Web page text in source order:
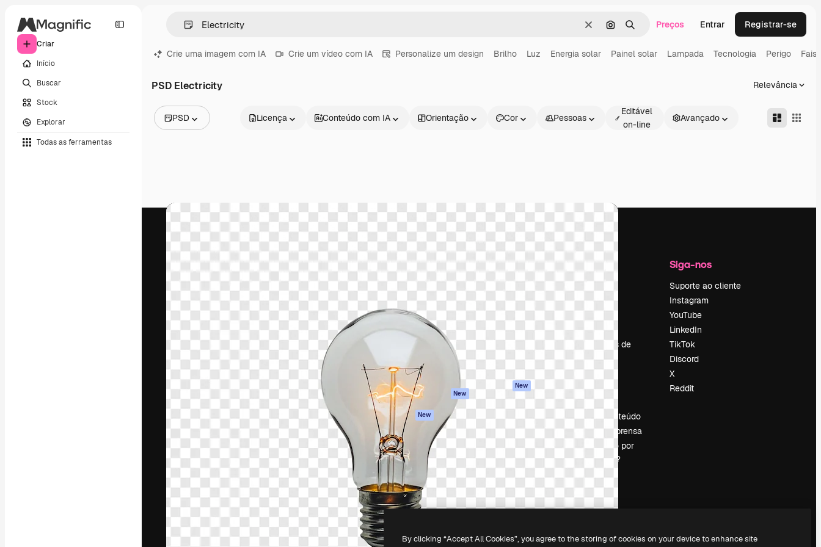
Criar
Início
Buscar
Stock
Explorar
Todas as ferramentas
LimparPesquisar por imagem
BuscarPreços Entrar Registrar-se
Crie uma imagem com IA Crie um vídeo com IA Personalize um design Brilho Luz Energia solar Painel solar Lampada Tecnologia Perigo
PSD Electricity Relevância
PSD
Vídeos
Ícones
Fontes
Licença Conteúdo com IA Orientação Cor Pessoas
Editável
on-line
Avançado
A plataforma criativa para você direcionar
assinantes entre criativos, empresas,
agências e estúdios.
Português
Produtos
Assistente de IA
Gerador de
Gerador de vídeos
Texto para voz
Conteúdo de stock
MCP para
Claude/ChatGPT
New
Agentes New
API
App móvel
Todas as
ferramentas
Documentação
Termos e
condições
Política de
privacidade
New
Política de cookies
confiabilidade
Empresas
Sobre nós
Emprego
Tendências de
pesquisa
Blog
Eventos
Slidesgo
Vender conteúdo
Sala de imprensa
Procurando por
magnific.ai?
Siga-nos
Suporte ao cliente
Instagram
YouTube
LinkedIn
TikTok
Discord
X
Reddit
Copyright © 2010-2026Freepik Company S.L.U.Todos os direitos reservados.
By clicking “Accept All Cookies”, you agree to the storing of cookies on your device to enhance site